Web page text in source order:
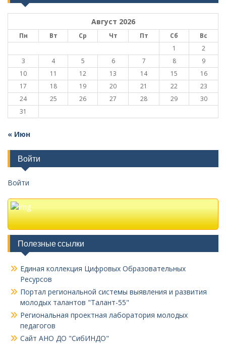
Август 2026
Пн Вт Ср Чт Пт Сб
Вс
1
2
3
4 5 6 7 8
9
10
11 12 13 14 15
16
17
18 19 20 21 22
23
24
25 26 27 28 29
30
31
« Июн
Войти
Войти
Полезные ссылки
Единая коллекция Цифровых Образовательных
Ресурсов
Портал региональной системы выявления и развития
молодых талантов "Талант-55"
Региональная проектная лаборатория молодых
педагогов
Сайт АНО ДО "СибИНДО"